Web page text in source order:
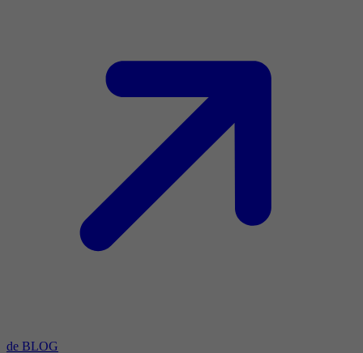
de BLOG